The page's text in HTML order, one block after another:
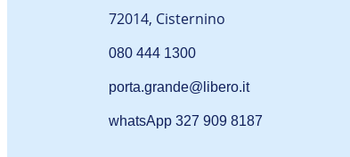
72014, Cisternino
080 444 1300
porta.grande@libero.it
whatsApp 327 909 8187